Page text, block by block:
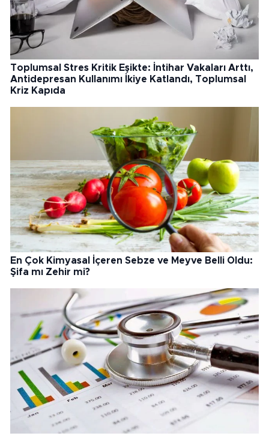
Toplumsal Stres Kritik Eşikte: İntihar Vakaları Arttı,
Antidepresan Kullanımı İkiye Katlandı, Toplumsal
Kriz Kapıda
En Çok Kimyasal İçeren Sebze ve Meyve Belli Oldu:
Şifa mı Zehir mi?